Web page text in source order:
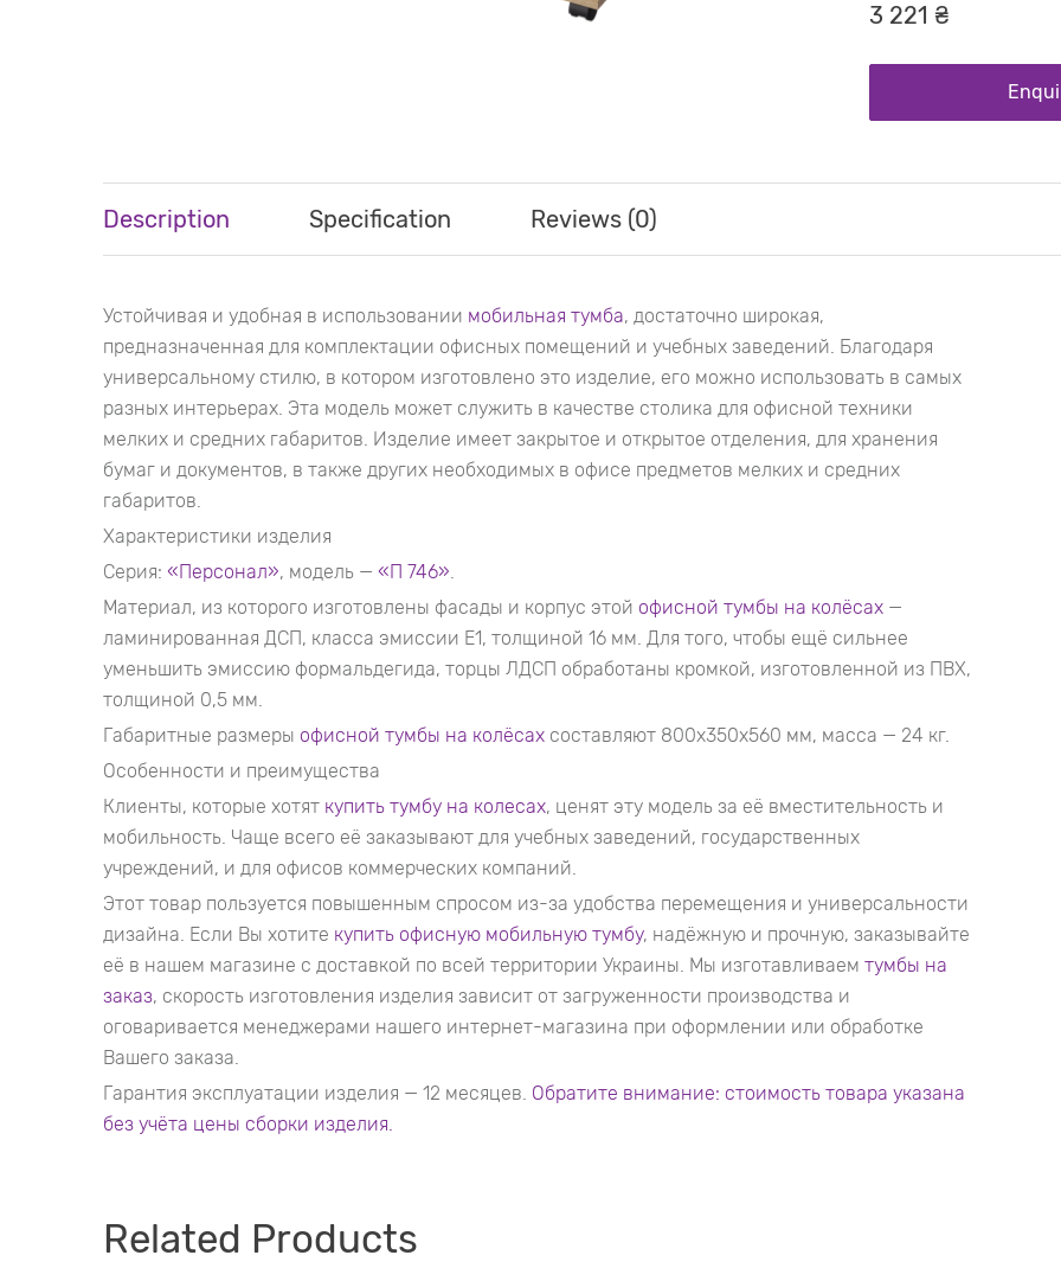
3 221 ₴
Description Specification Reviews (0)
Устойчивая и удобная в использовании мобильная тумба, достаточно широкая,
предназначенная для комплектации офисных помещений и учебных заведений. Благодаря
универсальному стилю, в котором изготовлено это изделие, его можно использовать в самых
разных интерьерах. Эта модель может служить в качестве столика для офисной техники
мелких и средних габаритов. Изделие имеет закрытое и открытое отделения, для хранения
бумаг и документов, в также других необходимых в офисе предметов мелких и средних
габаритов.
Характеристики изделия
Серия: «Персонал», модель — «П 746».
Материал, из которого изготовлены фасады и корпус этой офисной тумбы на колёсах —
ламинированная ДСП, класса эмиссии Е1, толщиной 16 мм. Для того, чтобы ещё сильнее
уменьшить эмиссию формальдегида, торцы ЛДСП обработаны кромкой, изготовленной из ПВХ,
толщиной 0,5 мм.
Габаритные размеры офисной тумбы на колёсах составляют 800x350x560 мм, масса — 24 кг.
Особенности и преимущества
Клиенты, которые хотят купить тумбу на колесах, ценят эту модель за её вместительность и
мобильность. Чаще всего её заказывают для учебных заведений, государственных
учреждений, и для офисов коммерческих компаний.
Этот товар пользуется повышенным спросом из-за удобства перемещения и универсальности
дизайна. Если Вы хотите купить офисную мобильную тумбу, надёжную и прочную, заказывайте
её в нашем магазине с доставкой по всей территории Украины. Мы изготавливаем тумбы на
заказ, скорость изготовления изделия зависит от загруженности производства и
оговаривается менеджерами нашего интернет-магазина при оформлении или обработке
Вашего заказа.
Гарантия эксплуатации изделия — 12 месяцев. Обратите внимание: стоимость товара указана
без учёта цены сборки изделия.
Related Products